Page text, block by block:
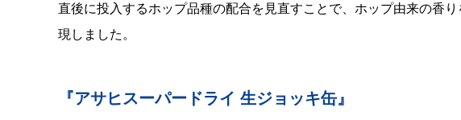
直後に投入するホップ品種の配合を見直すことで、ホップ由来の香
現しました。
『アサヒスーパードライ 生ジョッキ缶』